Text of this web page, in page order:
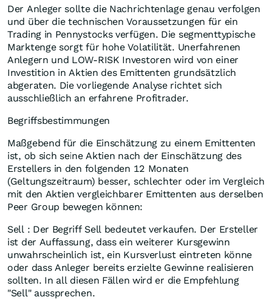
Der Anleger sollte die Nachrichtenlage genau verfolgen
und über die technischen Voraussetzungen für ein
Trading in Pennystocks verfügen. Die segmenttypische
Marktenge sorgt für hohe Volatilität. Unerfahrenen
Anlegern und LOW-RISK Investoren wird von einer
Investition in Aktien des Emittenten grundsätzlich
abgeraten. Die vorliegende Analyse richtet sich
ausschließlich an erfahrene Profitrader.
Begriffsbestimmungen
Maßgebend für die Einschätzung zu einem Emittenten
ist, ob sich seine Aktien nach der Einschätzung des
Erstellers in den folgenden 12 Monaten
(Geltungszeitraum) besser, schlechter oder im Vergleich
mit den Aktien vergleichbarer Emittenten aus derselben
Peer Group bewegen können:
Sell : Der Begriff Sell bedeutet verkaufen. Der Ersteller
ist der Auffassung, dass ein weiterer Kursgewinn
unwahrscheinlich ist, ein Kursverlust eintreten könne
oder dass Anleger bereits erzielte Gewinne realisieren
sollten. In all diesen Fällen wird er die Empfehlung
"Sell" aussprechen.